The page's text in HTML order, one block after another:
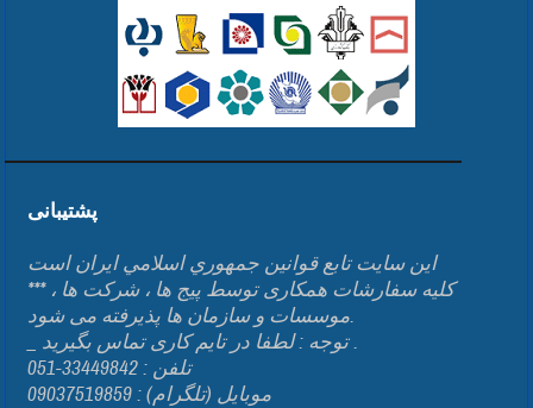
پشتیبانی
اين سايت تابع قوانين جمهوري اسلامي ايران است
*** کلیه سفارشات همکاری توسط پیج ها ، شرکت ها ،
موسسات و سازمان ها پذیرفته می شود.
_ توجه : لطفا در تایم کاری تماس بگیرید .
تلفن : 33449842-051
موبایل (تلگرام) : 09037519859